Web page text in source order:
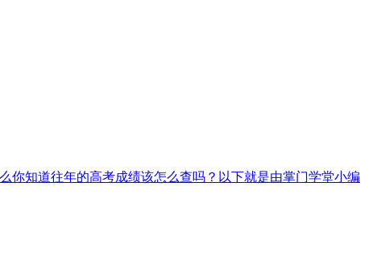
你知道往年的高考成绩该怎么查吗？以下就是由掌门学堂小编